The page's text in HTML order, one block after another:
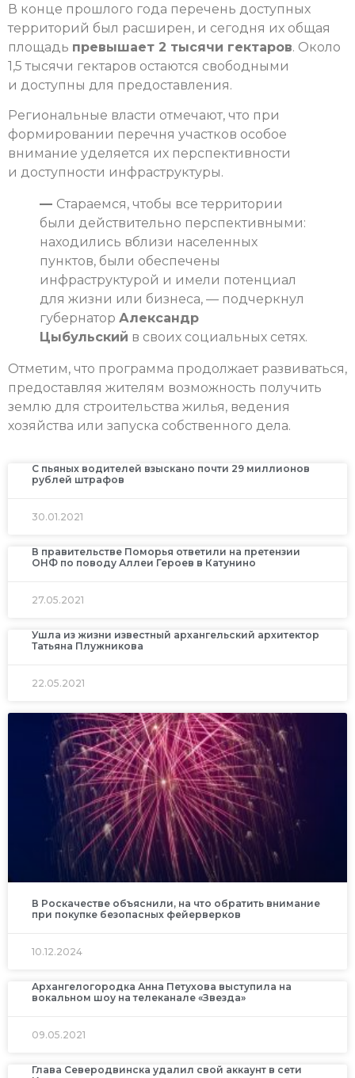
В конце прошлого года перечень доступных
территорий был расширен, и сегодня их общая
площадь превышает 2 тысячи гектаров. Около
1,5 тысячи гектаров остаются свободными
и доступны для предоставления.
Региональные власти отмечают, что при
формировании перечня участков особое
внимание уделяется их перспективности
и доступности инфраструктуры.
— Стараемся, чтобы все территории
были действительно перспективными:
находились вблизи населенных
пунктов, были обеспечены
инфраструктурой и имели потенциал
для жизни или бизнеса, — подчеркнул
губернатор Александр
Цыбульский в своих социальных сетях.
Отметим, что программа продолжает развиваться,
предоставляя жителям возможность получить
землю для строительства жилья, ведения
хозяйства или запуска собственного дела.
С пьяных водителей взыскано почти 29 миллионов
рублей штрафов
30.01.2021
В правительстве Поморья ответили на претензии
ОНФ по поводу Аллеи Героев в Катунино
27.05.2021
Ушла из жизни известный архангельский архитектор
Татьяна Плужникова
22.05.2021
В Роскачестве объяснили, на что обратить внимание
при покупке безопасных фейерверков
10.12.2024
Архангелогородка Анна Петухова выступила на
вокальном шоу на телеканале «Звезда»
09.05.2021
Глава Северодвинска удалил свой аккаунт в сети